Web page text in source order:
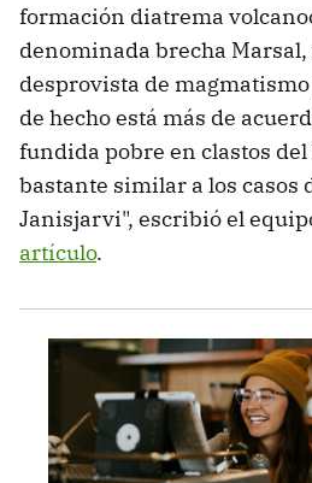
formación diatrema
denominada brecha Marsal,
desprovista de
de hecho está más de
fundida pobre en clastos
bastante similar a los casos
Janisjarvi", escribió el
artículo.